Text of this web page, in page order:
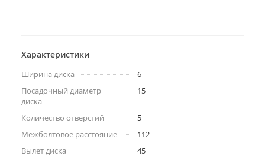
Характеристики
Ширина диска
6
Посадочный диаметр
диска
15
Количество отверстий
5
Межболтовое расстояние
112
Вылет диска
45